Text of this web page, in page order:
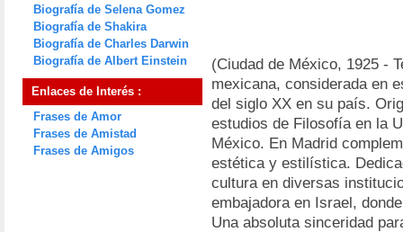
Biografía de Selena Gomez
Biografía de Shakira
Biografía de Charles Darwin
Biografía de Albert Einstein
Enlaces de Interés :
Frases de Amor
Frases de Amistad
Frases de Amigos
(Ciudad de México, 1925 -
mexicana, considerada en
del siglo XX en su país.
estudios de Filosofía en la
México. En Madrid
estética y estilística.
cultura en diversas
embajadora en Israel,
Una absoluta sinceridad